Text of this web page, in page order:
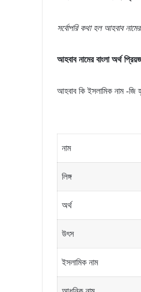
সর্বোপরি কথা হল আহবাব
আহবাব নামের বাংলা অর্থ
আহবাব কি ইসলামিক নাম -জি
নাম
লিঙ্গ
অর্থ
উৎস
ইসলামিক নাম